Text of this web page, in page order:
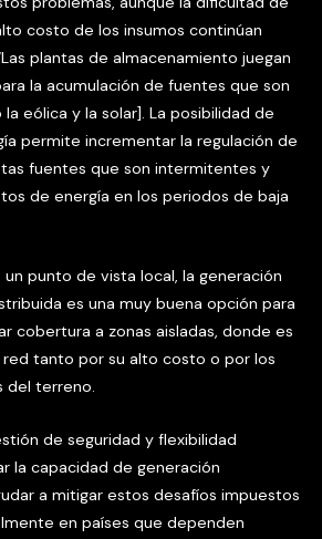
costo de los insumos continúan
plantas de almacenamiento juegan
la acumulación de fuentes que son
eólica y la solar]. La posibilidad de
permite incrementar la regulación de
fuentes que son intermitentes y
de energía en los periodos de baja
punto de vista local, la generación
es una muy buena opción para
cobertura a zonas aisladas, donde es
tanto por su alto costo o por los
del terreno.
de seguridad y flexibilidad
la capacidad de generación
a mitigar estos desafíos impuestos
en países que dependen